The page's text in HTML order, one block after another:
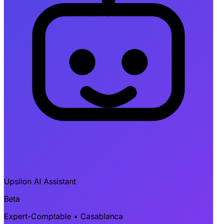
Upsilon AI Assistant
Beta
Expert-Comptable • Casablanca